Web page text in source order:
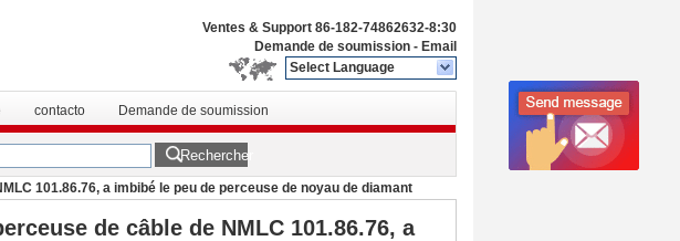
Ventes & Support 86-182-74862632-8:30
Demande de soumission - Email
Select Language
contacto Demande de soumission
Rechercher
101.86.76, a imbibé le peu de perceuse de noyau de diamant
de câble de NMLC 101.86.76, a